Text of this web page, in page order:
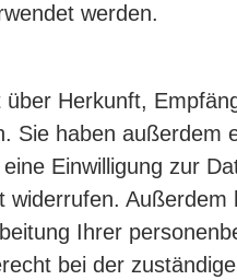
werden.
Herkunft,
Sie haben außerdem
Einwilligung zur
Ihrer
bei der